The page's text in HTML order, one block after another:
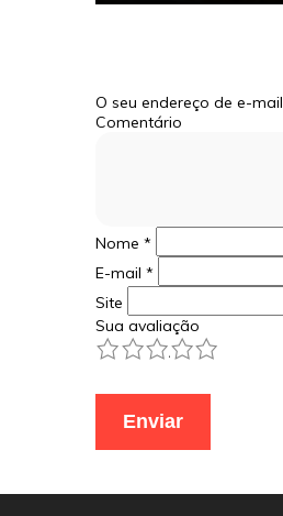
O seu endereço de e-
Comentário
Nome *
E-mail *
Site
Sua avaliação
5
4
3
2